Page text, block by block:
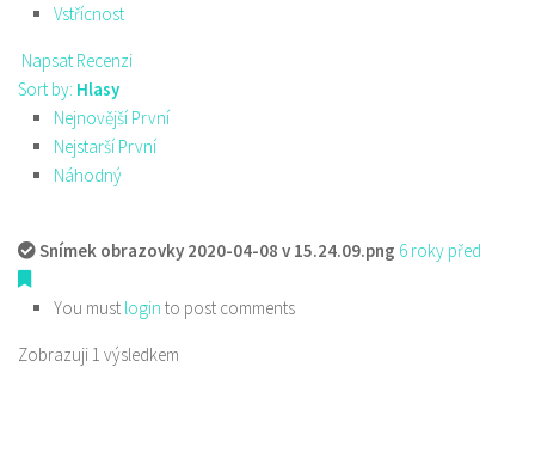
Vstřícnost
Napsat Recenzi
Sort by: Hlasy
Nejnovější První
Nejstarší První
Náhodný
Snímek obrazovky 2020-04-08 v 15.24.09.png 6 roky před
You must login to post comments
Zobrazuji 1 výsledkem